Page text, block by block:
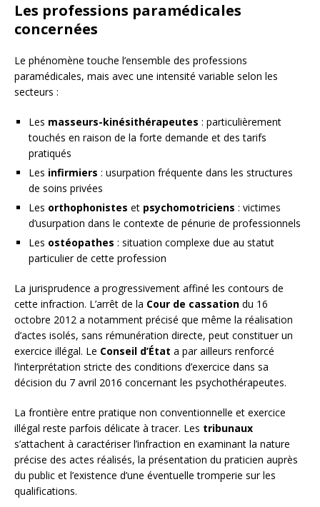
Les professions paramédicales
concernées
Le phénomène touche l’ensemble des professions
paramédicales, mais avec une intensité variable selon les
secteurs :
Les masseurs-kinésithérapeutes : particulièrement
touchés en raison de la forte demande et des tarifs
pratiqués
Les infirmiers : usurpation fréquente dans les structures
de soins privées
Les orthophonistes et psychomotriciens : victimes
d’usurpation dans le contexte de pénurie de professionnels
Les ostéopathes : situation complexe due au statut
particulier de cette profession
La jurisprudence a progressivement affiné les contours de
cette infraction. L’arrêt de la Cour de cassation du 16
octobre 2012 a notamment précisé que même la réalisation
d’actes isolés, sans rémunération directe, peut constituer un
exercice illégal. Le Conseil d’État a par ailleurs renforcé
l’interprétation stricte des conditions d’exercice dans sa
décision du 7 avril 2016 concernant les psychothérapeutes.
La frontière entre pratique non conventionnelle et exercice
illégal reste parfois délicate à tracer. Les tribunaux
s’attachent à caractériser l’infraction en examinant la nature
précise des actes réalisés, la présentation du praticien auprès
du public et l’existence d’une éventuelle tromperie sur les
qualifications.